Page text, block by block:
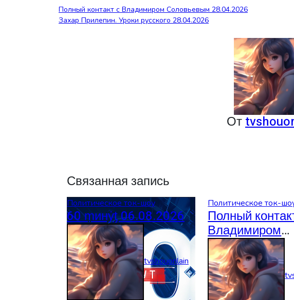
Навигация
по
Полный контакт с Владимиром Соловьевым 28.04.2026
Захар Прилепин. Уроки русского 28.04.2026
От
Связанная запись
Политическое ток-шоу
60 ṃинẏƫ 06.08.2026
tvshouonlain
Политическое ток-
Полный
Владимиром
Соловьевым
06.08.2026